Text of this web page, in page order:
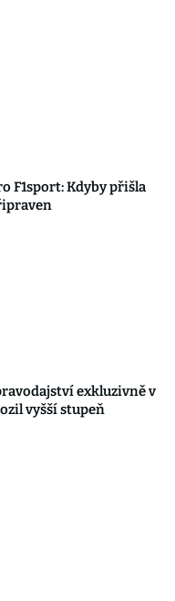
F1sport: Kdyby přišla
exkluzivně v
vyšší stupeň